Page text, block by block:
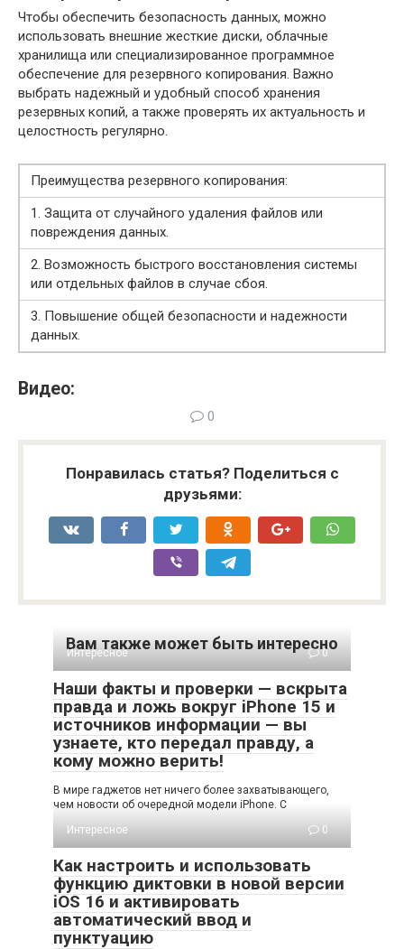
Чтобы обеспечить безопасность данных, можно
использовать внешние жесткие диски, облачные
хранилища или специализированное программное
обеспечение для резервного копирования. Важно
выбрать надежный и удобный способ хранения
резервных копий, а также проверять их актуальность и
целостность регулярно.
Преимущества резервного копирования:
1. Защита от случайного удаления файлов или
повреждения данных.
2. Возможность быстрого восстановления системы
или отдельных файлов в случае сбоя.
3. Повышение общей безопасности и надежности
данных.
Видео:
0
Понравилась статья? Поделиться с
друзьями:
Вам также может быть интересно
Интересное 0
Наши факты и проверки — вскрыта
правда и ложь вокруг iPhone 15 и
источников информации — вы
узнаете, кто передал правду, а
кому можно верить!
В мире гаджетов нет ничего более захватывающего,
чем новости об очередной модели iPhone. С
Интересное
0
Как настроить и использовать
функцию диктовки в новой версии
iOS 16 и активировать
автоматический ввод и
пунктуацию